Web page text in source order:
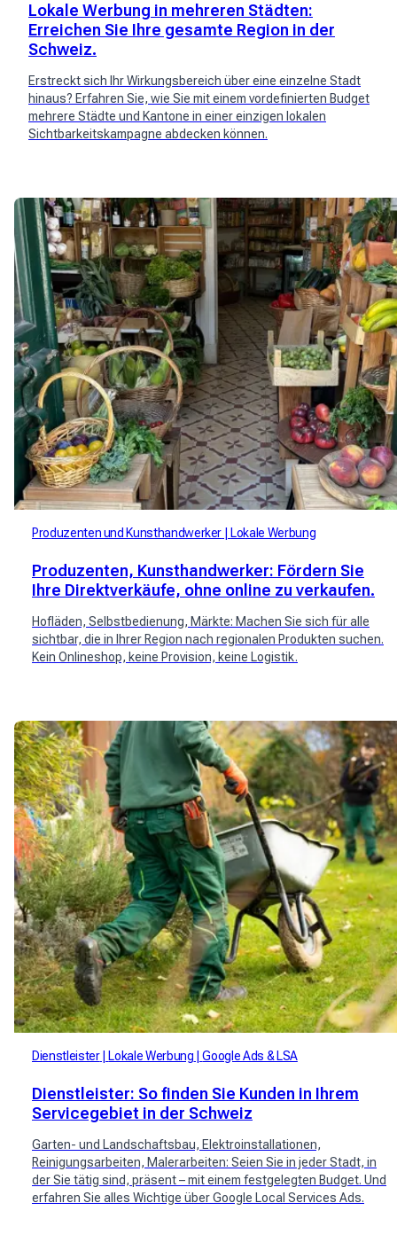
Lokale Werbung in mehreren Städten:
Erreichen Sie Ihre gesamte Region in der
Schweiz.
Erstreckt sich Ihr Wirkungsbereich über eine einzelne Stadt
hinaus? Erfahren Sie, wie Sie mit einem vordefinierten Budget
mehrere Städte und Kantone in einer einzigen lokalen
Sichtbarkeitskampagne abdecken können.
Produzenten und Kunsthandwerker Lokale Werbung
Produzenten, Kunsthandwerker: Fördern Sie
Ihre Direktverkäufe, ohne online zu verkaufen.
Hofläden, Selbstbedienung, Märkte: Machen Sie sich für alle
sichtbar, die in Ihrer Region nach regionalen Produkten suchen.
Kein Onlineshop, keine Provision, keine Logistik.
Dienstleister Lokale Werbung Google Ads & LSA
Dienstleister: So finden Sie Kunden in Ihrem
Servicegebiet in der Schweiz
Garten- und Landschaftsbau, Elektroinstallationen,
Reinigungsarbeiten, Malerarbeiten: Seien Sie in jeder Stadt, in
der Sie tätig sind, präsent – ​​mit einem festgelegten Budget. Und
erfahren Sie alles Wichtige über Google Local Services Ads.